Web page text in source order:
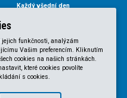
Každý všední den
funkčnosti, analýzám
Vašim preferencím. Kliknutím
cookies na našich stránkách.
které cookies povolíte
s cookies.